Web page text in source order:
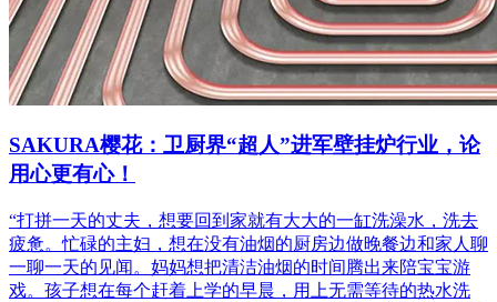
SAKURA樱花：卫厨界“超人”进军壁挂炉行业，论
用心更有心！
“打拼一天的丈夫，想要回到家就有大大的一缸洗澡水，洗去
疲惫。忙碌的主妇，想在没有油烟的厨房边做晚餐边和家人聊
一聊一天的见闻。妈妈想把清洁油烟的时间腾出来陪宝宝游
戏。孩子想在每个赶着上学的早晨，用上无需等待的热水洗